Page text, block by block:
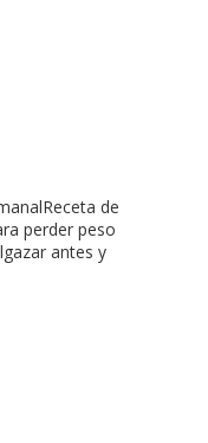
de
perder peso
antes y